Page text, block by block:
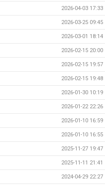
2026-04-03 17:33
2026-03-25 09:45
2026-03-01 18:14
2026-02-15 20:00
2026-02-15 19:57
2026-02-15 19:48
2026-01-30 10:19
2026-01-22 22:26
2026-01-10 16:59
2026-01-10 16:55
2025-11-27 19:47
2025-11-11 21:41
2024-04-29 22:27